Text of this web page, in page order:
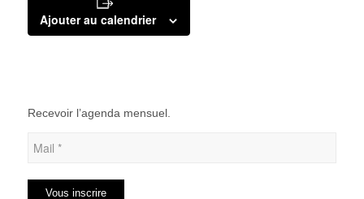
Ajouter au calendrier
Recevoir l’agenda mensuel.